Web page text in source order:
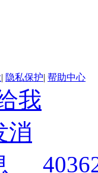
| 隐私保护| 帮助中心